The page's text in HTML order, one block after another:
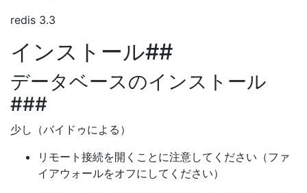
redis 3.3
インストール##
データベースのインストール
###
少し（バイドゥによる）
リモート接続を開くことに注意してください（ファ
イアウォールをオフにしてください）